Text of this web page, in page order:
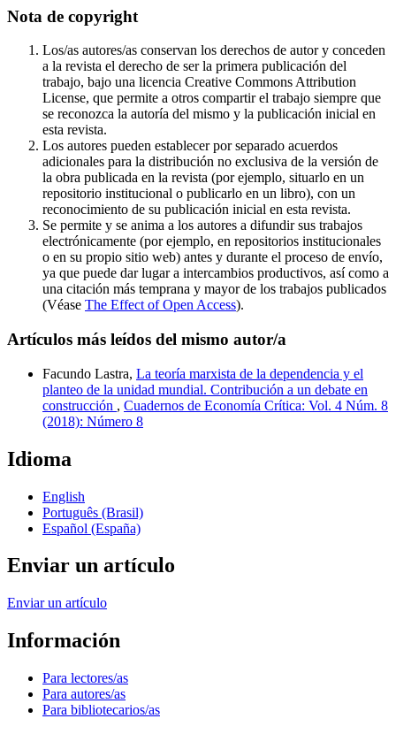
Nota de copyright
Los/as autores/as conservan los derechos de autor y conceden
a la revista el derecho de ser la primera publicación del
trabajo, bajo una licencia Creative Commons Attribution
License, que permite a otros compartir el trabajo siempre que
se reconozca la autoría del mismo y la publicación inicial en
esta revista.
Los autores pueden establecer por separado acuerdos
adicionales para la distribución no exclusiva de la versión de
la obra publicada en la revista (por ejemplo, situarlo en un
repositorio institucional o publicarlo en un libro), con un
reconocimiento de su publicación inicial en esta revista.
Se permite y se anima a los autores a difundir sus trabajos
electrónicamente (por ejemplo, en repositorios institucionales
o en su propio sitio web) antes y durante el proceso de envío,
ya que puede dar lugar a intercambios productivos, así como a
una citación más temprana y mayor de los trabajos publicados
(Véase The Effect of Open Access).
Artículos más leídos del mismo autor/a
Facundo Lastra, La teoría marxista de la dependencia y el
planteo de la unidad mundial. Contribución a un debate en
construcción , Cuadernos de Economía Crítica: Vol. 4 Núm. 8
(2018): Número 8
Idioma
English
Português (Brasil)
Español (España)
Enviar un artículo
Enviar un artículo
Información
Para lectores/as
Para autores/as
Para bibliotecarios/as